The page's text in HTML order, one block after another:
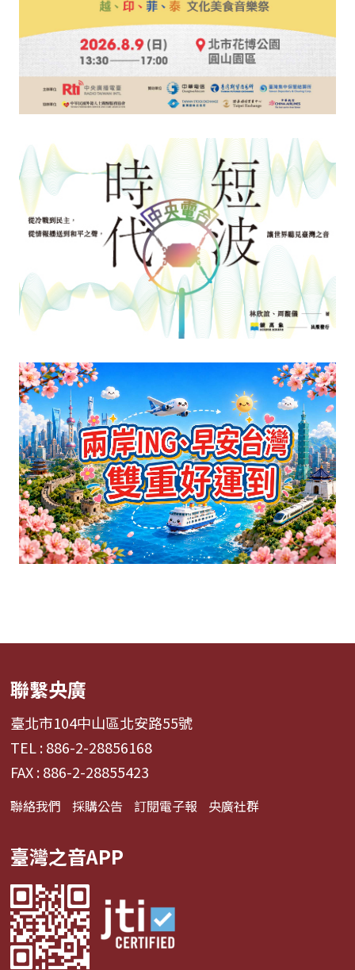
聯繫央廣
臺北市104中山區北安路55號
TEL : 886-2-28856168
FAX : 886-2-28855423
聯絡我們 採購公告 訂閱電子報 央廣社群
臺灣之音APP